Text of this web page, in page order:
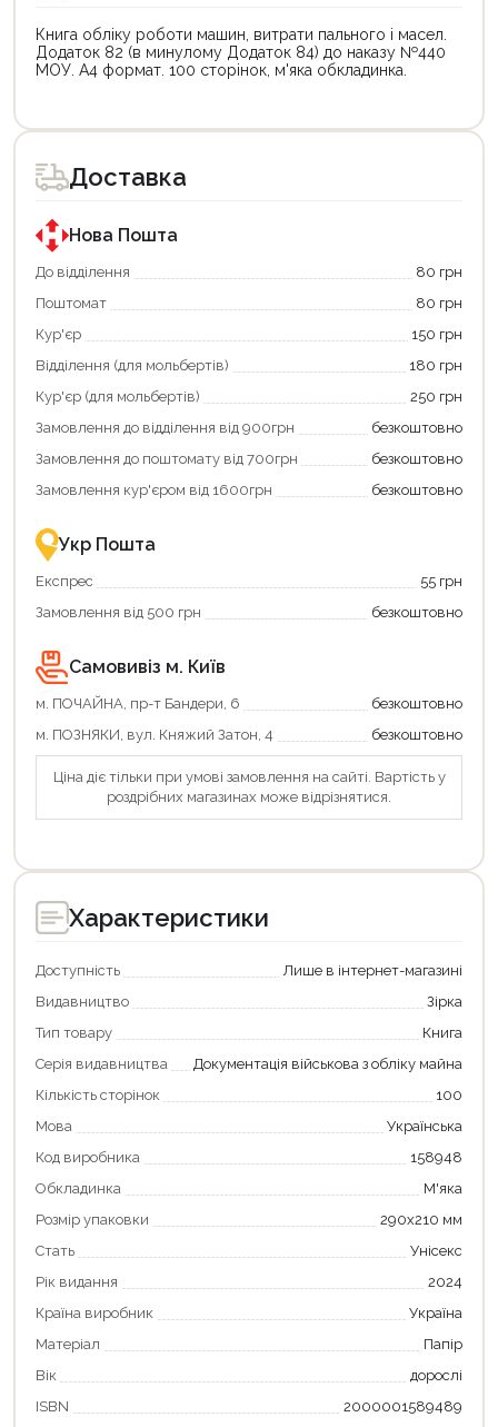
Книга обліку роботи машин, витрати пального і масел.
Додаток 82 (в минулому Додаток 84) до наказу №440
МОУ. А4 формат. 100 сторінок, м'яка обкладинка.
Доставка
Нова Пошта
До відділення
80 грн
Поштомат
80 грн
Кур'єр
150 грн
Відділення (для мольбертів)
180 грн
Кур'єр (для мольбертів)
250 грн
Замовлення до відділення від 900грн
безкоштовно
Замовлення до поштомату від 700грн
безкоштовно
Замовлення кур'єром від 1600грн
безкоштовно
Укр Пошта
Експрес
55 грн
Замовлення від 500 грн
безкоштовно
Самовивіз м. Київ
м. ПОЧАЙНА, пр-т Бандери, 6
безкоштовно
м. ПОЗНЯКИ, вул. Княжий Затон, 4
безкоштовно
Ціна діє тільки при умові замовлення на сайті. Вартість у
роздрібних магазинах може відрізнятися.
Характеристики
Доступність
Лише в інтернет-магазині
Видавництво
Зірка
Тип товару
Книга
Серія видавництва
Документація військова з обліку майна
Кількість сторінок
100
Мова
Українська
Код виробника
158948
Обкладинка
М'яка
Розмір упаковки
290х210 мм
Стать
Унісекс
Рік видання
2024
Країна виробник
Україна
Матеріал
Папір
Вік
дорослі
ISBN
2000001589489